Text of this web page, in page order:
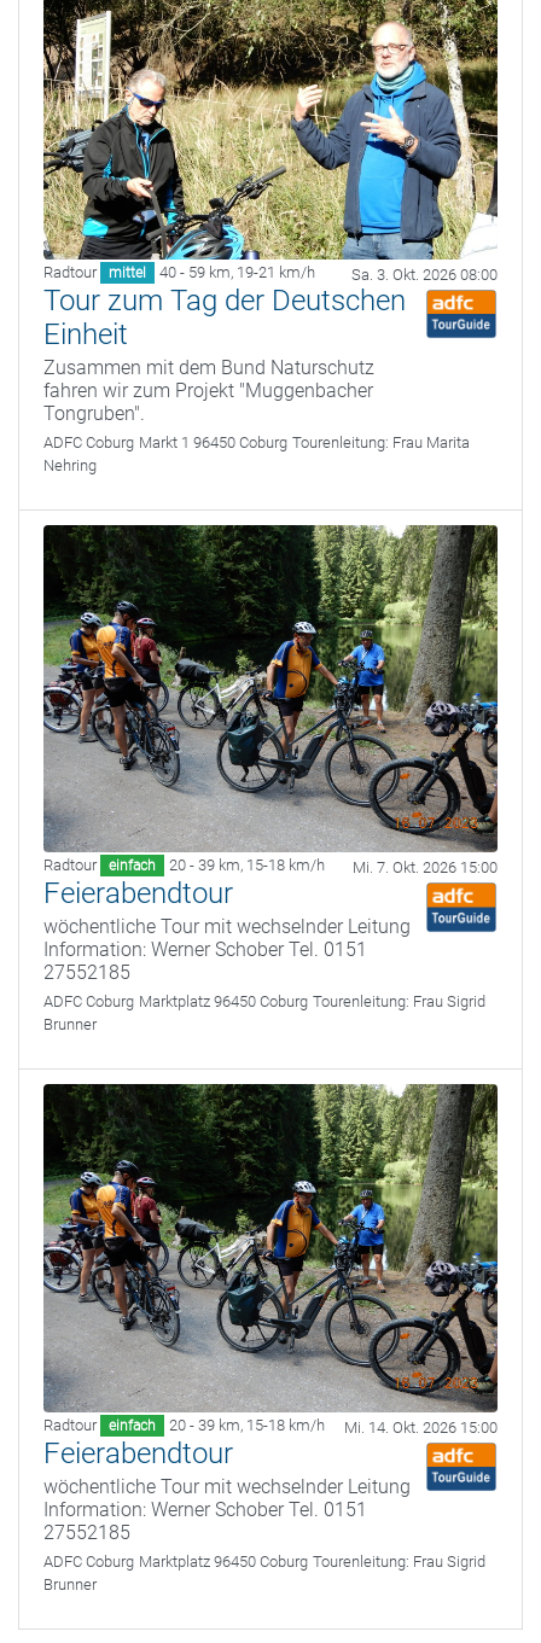
Radtour mittel 40 - 59 km, 19-21 km/h Sa. 3. Okt. 2026 08:00
Tour zum Tag der Deutschen
Einheit
Zusammen mit dem Bund Naturschutz
fahren wir zum Projekt "Muggenbacher
Tongruben".
ADFC Coburg Markt 1 96450 Coburg Tourenleitung: Frau Marita
Nehring
Radtour einfach 20 - 39 km, 15-18 km/h Mi. 7. Okt. 2026 15:00
Feierabendtour
wöchentliche Tour mit wechselnder Leitung
Information: Werner Schober Tel. 0151
27552185
ADFC Coburg Marktplatz 96450 Coburg Tourenleitung: Frau Sigrid
Brunner
Radtour einfach 20 - 39 km, 15-18 km/h Mi. 14. Okt. 2026 15:00
Feierabendtour
wöchentliche Tour mit wechselnder Leitung
Information: Werner Schober Tel. 0151
27552185
ADFC Coburg Marktplatz 96450 Coburg Tourenleitung: Frau Sigrid
Brunner